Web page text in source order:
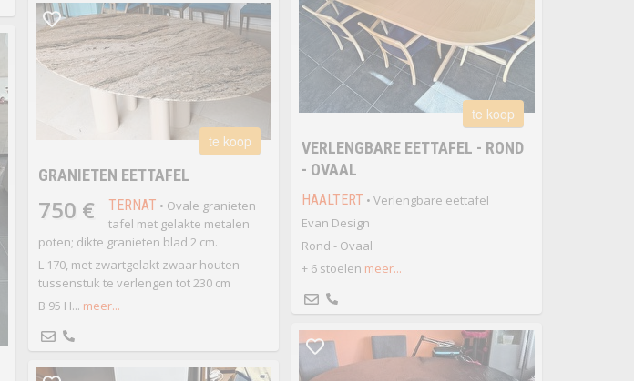
te koop
VERLENGBARE EETTAFEL - ROND
- OVAAL
HAALTERT • Verlengbare eettafel
Evan Design
Rond - Ovaal
+ 6 stoelen meer...
te koop
GRANIETEN EETTAFEL
750 € TERNAT • Ovale granieten
tafel met gelakte metalen
poten; dikte granieten blad 2 cm.
L 170, met zwartgelakt zwaar houten
tussenstuk te verlengen tot 230 cm
B 95 H... meer...